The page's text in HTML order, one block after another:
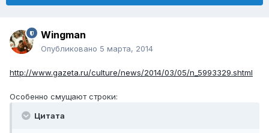
Wingman
Опубликовано 5 марта, 2014
http://www.gazeta.ru/culture/news/2014/03/05/n_5993329.shtml
Особенно смущают строки:
Цитата